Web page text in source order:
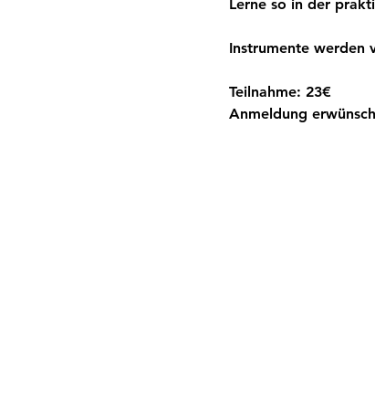
Lerne so in der
Instrumente werden
Teilnahme: 23€
Anmeldung